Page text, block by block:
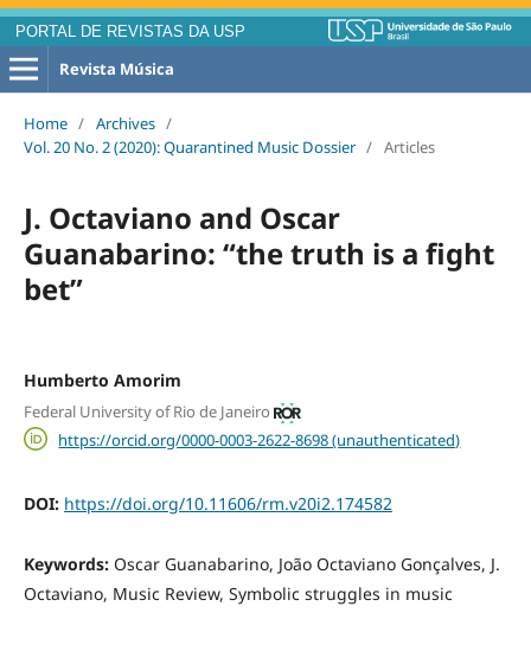
PORTAL DE REVISTAS DA USP
Revista Música
Home / Archives /
Vol. 20 No. 2 (2020): Quarantined Music Dossier / Articles
J. Octaviano and Oscar
Guanabarino: “the truth is a fight
bet”
Humberto Amorim
Federal University of Rio de Janeiro
https://orcid.org/0000-0003-2622-8698 (unauthenticated)
DOI: https://doi.org/10.11606/rm.v20i2.174582
Keywords: Oscar Guanabarino, João Octaviano Gonçalves, J.
Octaviano, Music Review, Symbolic struggles in music